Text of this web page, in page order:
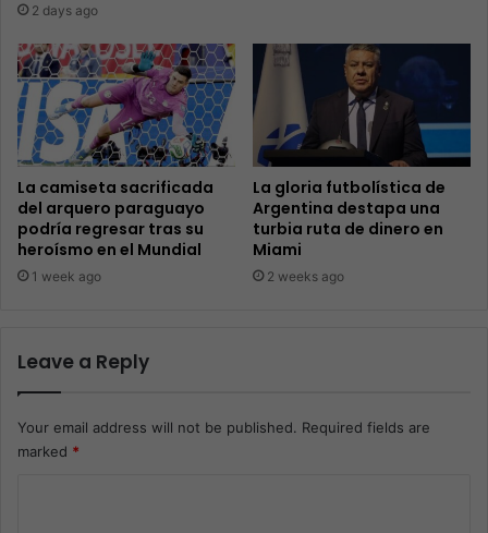
2 days ago
La camiseta sacrificada
del arquero paraguayo
podría regresar tras su
heroísmo en el Mundial
1 week ago
La gloria futbolística de
Argentina destapa una
turbia ruta de dinero en
Miami
2 weeks ago
Leave a Reply
Your email address will not be published. Required fields are
marked *